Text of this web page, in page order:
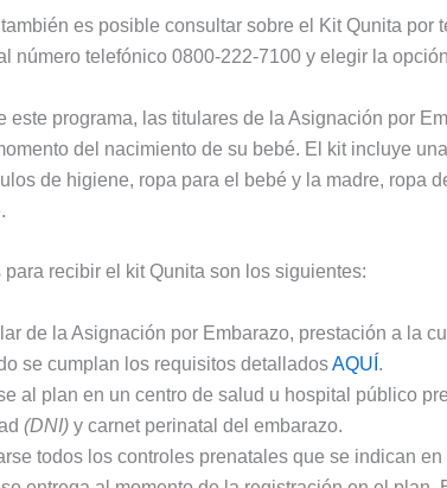
es posible consultar sobre el Kit Qunita por
número telefónico 0800-222-7100 y elegir la
este programa, las titulares de la Asignación por
del nacimiento de su bebé. El kit incluye
de higiene, ropa para el bebé y la madre, ropa
para recibir el kit Qunita son los siguientes:
de la Asignación por Embarazo, prestación a la
se cumplan los requisitos detalladosAQUÍ .
al plan en un centro de salud u hospital público
(DNI) y carnet perinatal del embarazo.
todos los controles prenatales que se indican